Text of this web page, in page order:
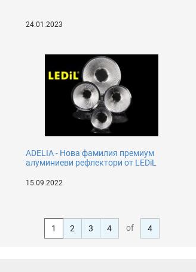
24.01.2023
ADELIA - Новa фамилия премиум
алуминиеви рефлектори от LEDiL
15.09.2022
1 2 3 4 of 4